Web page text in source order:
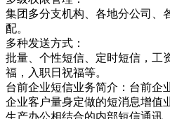
集团多分支机构、各地分公司、
配。
多种发送方式：
批量、个性短信、定时短信，工
福，入职日祝福等。
台前企业短信业务简介：台前企
企业客户量身定做的短消息增值
生产办公相结合的内部短信通讯，